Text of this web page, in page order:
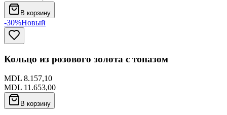
В корзину
-30%Новый
Кольцо из розового золота с топазом
MDL 8.157,10
MDL 11.653,00
В корзину